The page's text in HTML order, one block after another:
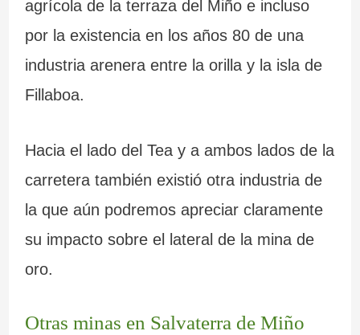
agrícola de la terraza del Miño e incluso
por la existencia en los años 80 de una
industria arenera entre la orilla y la isla de
Fillaboa.
Hacia el lado del Tea y a ambos lados de la
carretera también existió otra industria de
la que aún podremos apreciar claramente
su impacto sobre el lateral de la mina de
oro.
Otras minas en Salvaterra de Miño